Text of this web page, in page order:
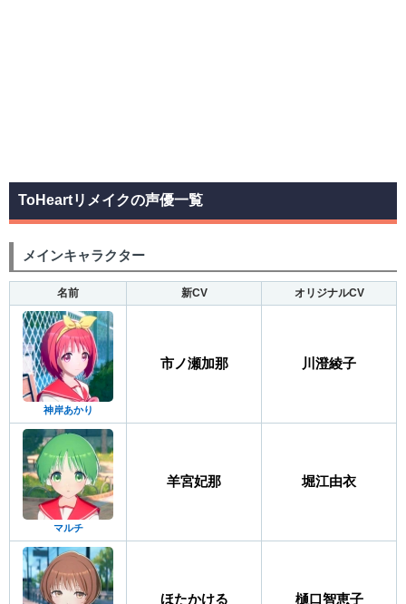
ToHeartリメイクの声優一覧
メインキャラクター
名前 新CV オリジナルCV
神岸あかり
市ノ瀬加那 川澄綾子
マルチ
羊宮妃那 堀江由衣
ほたかける 樋口智恵子